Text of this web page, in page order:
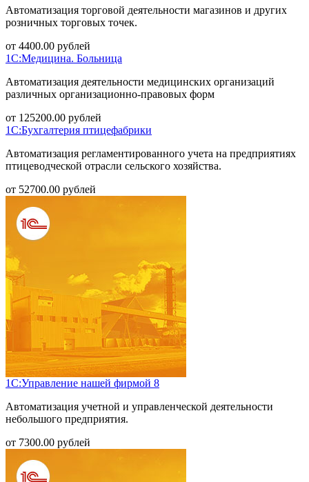
Автоматизация торговой деятельности магазинов и других
розничных торговых точек.
от 4400.00 рублей
1С:Медицина. Больница
Автоматизация деятельности медицинских организаций
различных организационно-правовых форм
от 125200.00 рублей
1С:Бухгалтерия птицефабрики
Автоматизация регламентированного учета на предприятиях
птицеводческой отрасли сельского хозяйства.
от 52700.00 рублей
1С:Управление нашей фирмой 8
Автоматизация учетной и управленческой деятельности
небольшого предприятия.
от 7300.00 рублей